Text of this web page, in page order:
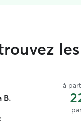
B.
à